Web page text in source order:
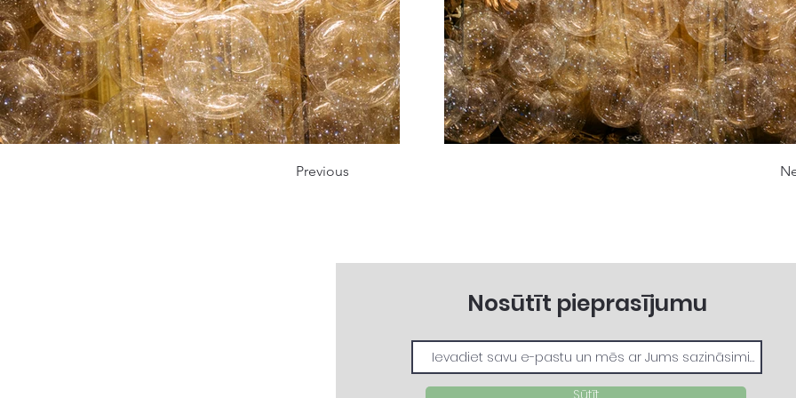
Previous
Nosūtīt pieprasījumu
Sūtīt